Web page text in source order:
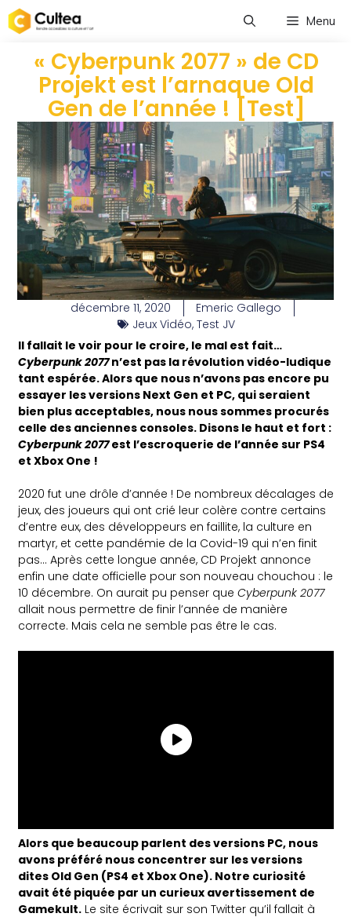
Menu
« Cyberpunk 2077 » de CD
Projekt est l’arnaque Old
Gen de l’année ! [Test]
décembre 11, 2020
Emeric Gallego
Jeux Vidéo, Test JV
Il fallait le voir pour le croire, le mal est fait…
Cyberpunk 2077n’est pas la révolution vidéo-ludique
tant espérée. Alors que nous n’avons pas encore pu
essayer les versions Next Gen et PC, qui seraient
bien plus acceptables, nous nous sommes procurés
celle des anciennes consoles. Disons le haut et fort :
Cyberpunk 2077est l’escroquerie de l’année sur PS4
et Xbox One !
2020 fut une drôle d’année ! De nombreux décalages de
jeux, des joueurs qui ont crié leur colère contre certains
d’entre eux, des développeurs en faillite, la culture en
martyr, et cette pandémie de la Covid-19 qui n’en finit
pas… Après cette longue année, CD Projekt annonce
enfin une date officielle pour son nouveau chouchou : le
10 décembre. On aurait pu penser queCyberpunk 2077
allait nous permettre de finir l’année de manière
correcte. Mais cela ne semble pas être le cas.
Alors que beaucoup parlent des versions PC, nous
avons préféré nous concentrer sur les versions
dites Old Gen (PS4 et Xbox One). Notre curiosité
avait été piquée par un curieux avertissement de
Gamekult. Le site écrivait sur son Twitter qu’il fallait à